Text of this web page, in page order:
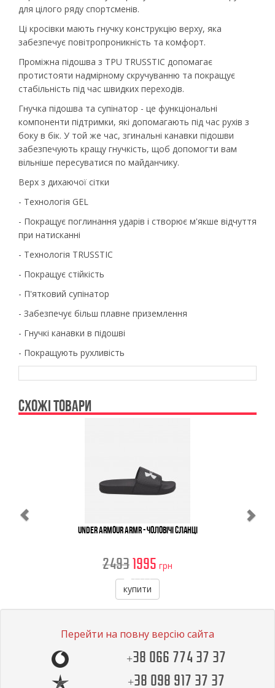
для цілого ряду спортсменів.
Ці кросівки мають гнучку конструкцію верху, яка
забезпечує повітропроникність та комфорт.
Проміжна підошва з TPU TRUSSTIC допомагає
протистояти надмірному скручуванню та покращує
стабільність під час швидких переходів.
Гнучка підошва та супінатор - це функціональні
компоненти підтримки, які допомагають під час рухів з
боку в бік. У той же час, згинальні канавки підошви
забезпечують кращу гнучкість, щоб допомогти вам
вільніше пересуватися по майданчику.
Верх з дихаючої сітки
- Технологія GEL
- Покращує поглинання ударів і створює м'якше відчуття
при натисканні
- Технологія TRUSSTIC
- Покращує стійкість
- П'ятковий супінатор
- Забезпечує більш плавне приземлення
- Гнучкі канавки в підошві
- Покращують рухливість
СХОЖІ ТОВАРИ
Under Armour ARMR - Чоловічі Сланці
24931995 грн
купити
Перейти на повну версію сайта
+38 066 774 37 37
+38 098 917 37 37